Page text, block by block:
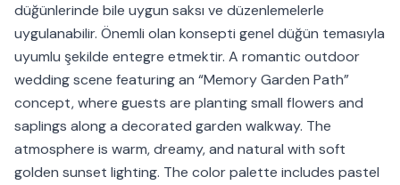
düğünlerinde bile uygun saksı ve düzenlemelerle
uygulanabilir. Önemli olan konsepti genel düğün temasıyla
uyumlu şekilde entegre etmektir. A romantic outdoor
wedding scene featuring an “Memory Garden Path”
concept, where guests are planting small flowers and
saplings along a decorated garden walkway. The
atmosphere is warm, dreamy, and natural with soft
golden sunset lighting. The color palette includes pastel